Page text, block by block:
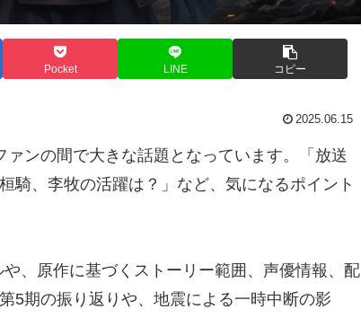
Pocket LINE コピー
2025.06.15
ンの間で大きな話題となっています。「放送
騎、李牧の活躍は？」など、気になるポイント
、原作に基づくストーリー範囲、声優情報、配
5期の振り返りや、地震による一時中断の影